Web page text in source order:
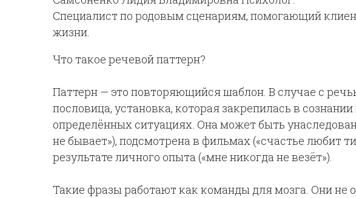
Специалист по родовым сценариям, помогающий
жизни.
Что такое речевой паттерн?
Паттерн — это повторяющийся шаблон. В случае с
пословица, установка, которая закрепилась в
определённых ситуациях. Она может быть
не бывает»), подсмотрена в фильмах («счастье любит
результате личного опыта («мне никогда не везёт»).
Такие фразы работают как команды для мозга. Они не